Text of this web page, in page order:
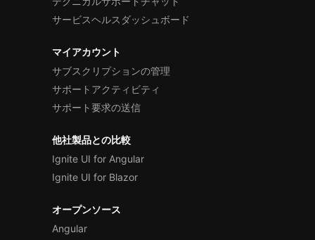
サービスヘルスダッシュボード
マイアカウント
サブスクリプションの管理
サポートアクティビティ
サポート要求の送信
他社製品との比較
Ignite UI for Angular
Ignite UI for Blazor
オープンソース
Angular